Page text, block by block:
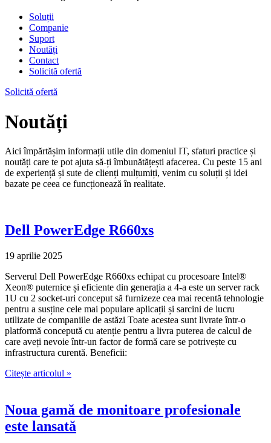
Soluții
Companie
Suport
Noutăți
Contact
Solicită ofertă
Solicită ofertă
Noutăți
Aici împărtășim informații utile din domeniul IT, sfaturi practice și
noutăți care te pot ajuta să-ți îmbunătățești afacerea. Cu peste 15 ani
de experiență și sute de clienți mulțumiți, venim cu soluții și idei
bazate pe ceea ce funcționează în realitate.
Dell PowerEdge R660xs
19 aprilie 2025
Serverul Dell PowerEdge R660xs echipat cu procesoare Intel®
Xeon® puternice și eficiente din generația a 4-a este un server rack
1U cu 2 socket-uri conceput să furnizeze cea mai recentă tehnologie
pentru a susține cele mai populare aplicații și sarcini de lucru
utilizate de companiile de astăzi Toate acestea sunt livrate într-o
platformă concepută cu atenție pentru a livra puterea de calcul de
care aveți nevoie într-un factor de formă care se potrivește cu
infrastructura curentă. Beneficii:
Citește articolul »
Noua gamă de monitoare profesionale
este lansată